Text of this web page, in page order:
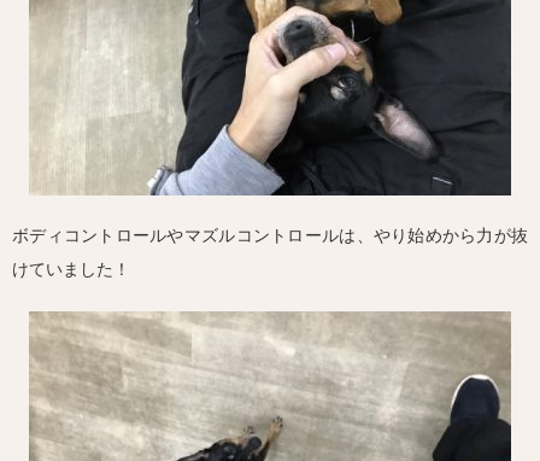
ボディコントロールやマズルコントロールは、やり始めから力が抜
けていました！